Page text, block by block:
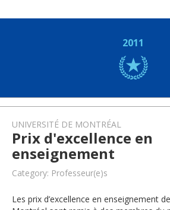
2011
UNIVERSITÉ DE MONTRÉAL
Prix d'excellence en
enseignement
Category: Professeur(e)s
Les prix d’excellence en enseignement